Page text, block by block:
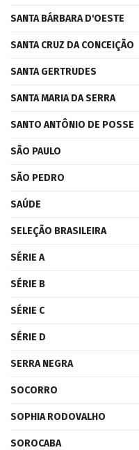
SANTA BÁRBARA D'OESTE
SANTA CRUZ DA CONCEIÇÃO
SANTA GERTRUDES
SANTA MARIA DA SERRA
SANTO ANTÔNIO DE POSSE
SÃO PAULO
SÃO PEDRO
SAÚDE
SELEÇÃO BRASILEIRA
SÉRIE A
SÉRIE B
SÉRIE C
SÉRIE D
SERRA NEGRA
SOCORRO
SOPHIA RODOVALHO
SOROCABA